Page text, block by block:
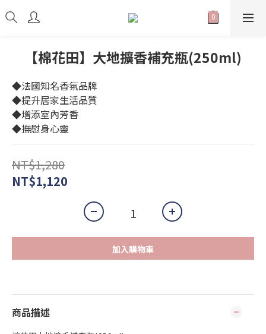
【棉花田】大地擴香補充瓶(250ml)
◆法國知名香氛品牌
◆提升居家生活品質
◆增添室內芳香
◆撫慰身心靈
NT$1,280
NT$1,120
加入購物車
商品描述